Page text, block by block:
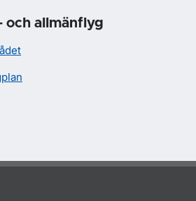
och allmänflyg